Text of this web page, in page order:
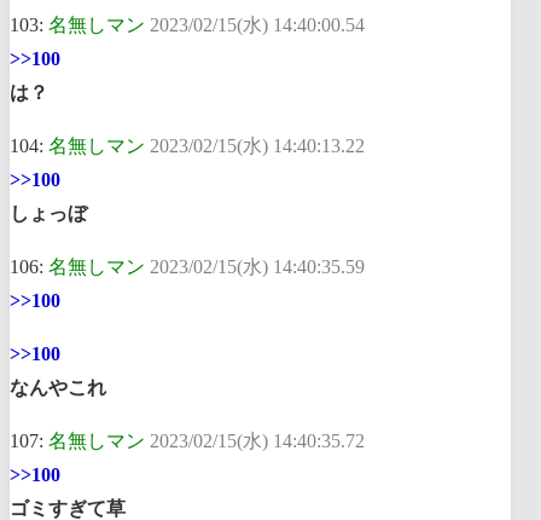
103: 名無しマン 2023/02/15(水) 14:40:00.54
>>100
は？
104: 名無しマン 2023/02/15(水) 14:40:13.22
>>100
しょっぼ
106: 名無しマン 2023/02/15(水) 14:40:35.59
>>100
>>100
なんやこれ
107: 名無しマン 2023/02/15(水) 14:40:35.72
>>100
ゴミすぎて草